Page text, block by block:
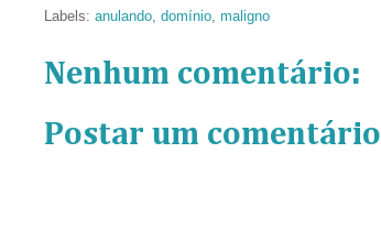
Labels: anulando, domínio, maligno
Nenhum comentário:
Postar um comentário